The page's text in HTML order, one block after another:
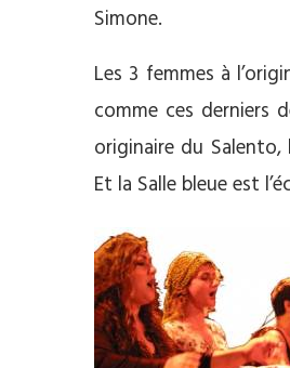
Simone.
Les 3 femmes à
comme ces derniers
originaire du
Et la Salle bleue est